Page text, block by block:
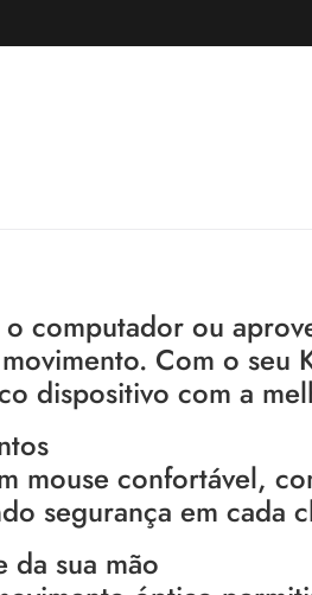
computador ou
Com o seu
dispositivo com a
mouse confortável,
segurança em cada
da sua mão